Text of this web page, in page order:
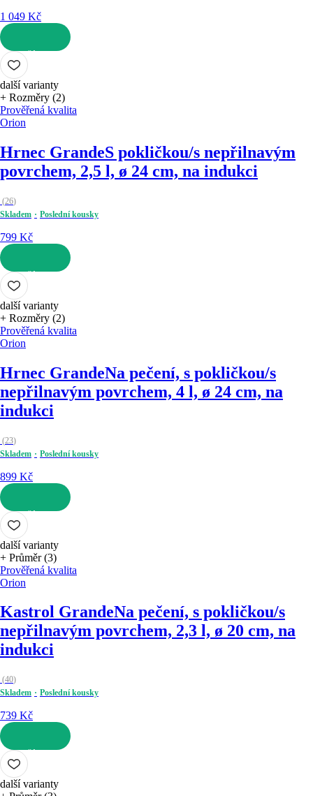
1 049 Kč
DO KOŠÍKU
další varianty
+ Rozměry (2)
Prověřená kvalita
Orion
Hrnec GrandeS pokličkou/s nepřilnavým
povrchem, 2,5 l, ø 24 cm, na indukci
(26)
Skladem
Poslední kousky
799 Kč
DO KOŠÍKU
další varianty
+ Rozměry (2)
Prověřená kvalita
Orion
Hrnec GrandeNa pečení, s pokličkou/s
nepřilnavým povrchem, 4 l, ø 24 cm, na
indukci
(23)
Skladem
Poslední kousky
899 Kč
DO KOŠÍKU
další varianty
+ Průměr (3)
Prověřená kvalita
Orion
Kastrol GrandeNa pečení, s pokličkou/s
nepřilnavým povrchem, 2,3 l, ø 20 cm, na
indukci
(40)
Skladem
Poslední kousky
739 Kč
DO KOŠÍKU
další varianty